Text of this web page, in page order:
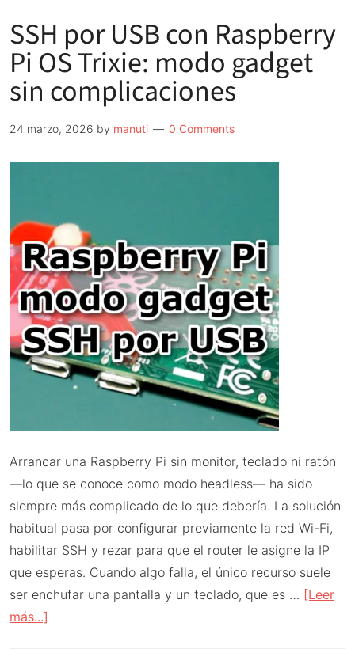
SSH por USB con Raspberry
Pi OS Trixie: modo gadget
sin complicaciones
24 marzo, 2026 by manuti 0 Comments
Arrancar una Raspberry Pi sin monitor, teclado ni ratón
—lo que se conoce como modo headless— ha sido
siempre más complicado de lo que debería. La solución
habitual pasa por configurar previamente la red Wi-Fi,
habilitar SSH y rezar para que el router le asigne la IP
que esperas. Cuando algo falla, el único recurso suele
ser enchufar una pantalla y un teclado, que es … [Leer
más...]